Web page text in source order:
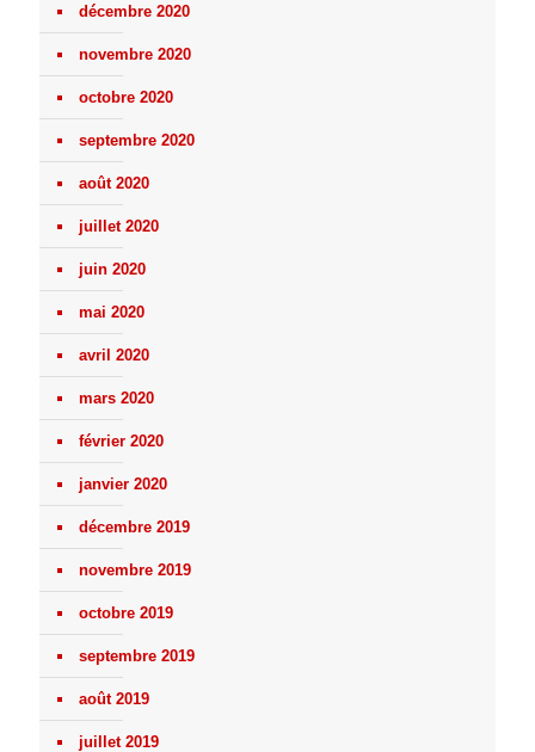
décembre 2020
novembre 2020
octobre 2020
septembre 2020
août 2020
juillet 2020
juin 2020
mai 2020
avril 2020
mars 2020
février 2020
janvier 2020
décembre 2019
novembre 2019
octobre 2019
septembre 2019
août 2019
juillet 2019